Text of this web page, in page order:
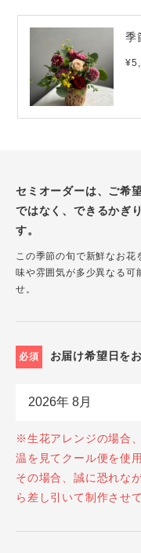
季
セミオーダーは、ご希
ではなく、できるかぎ
す。
この季節の旬で新鮮なお花
味や雰囲気が多少異なる可
せ。
必須 お届け希望日を
※生花アレンジの場合
温を見てクール便を使
その場合、誠に恐れな
ら差し引いて制作させ